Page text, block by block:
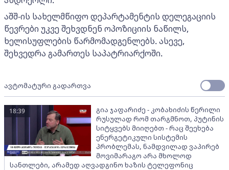
აშშ-ის სახელმწიფო დეპარტამენტის დელეგაციის
წევრები უკვე შეხვდნენ ოპოზიციის ნაწილს,
ხელისუფლების წარმომადგენლებს. ასევე,
შეხვედრა გამართეს საპატრიარქოში.
ავტომატური გადართვა
გია ჯაფარიძე - კობახიძის წერილი
რუსულად რომ თარგმნოთ, პუტინის
სიტყვებს მიიღებთ - რაც შეეხება
ენერგეტიკული სისტემის
პრობლემას, ნამდვილად ვაპირებ
მოვიმარაგო არა მხოლოდ
სანთლები, არამედ აღვადგინო ხაზის ტელეფონიც
18:39